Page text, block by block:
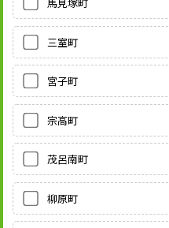
馬見塚町
三室町
宮子町
宗高町
茂呂南町
柳原町